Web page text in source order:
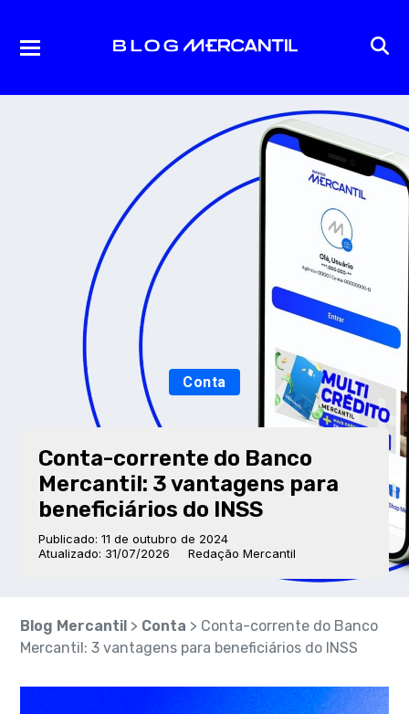
Conta
Conta-corrente do Banco
Mercantil: 3 vantagens para
beneficiários do INSS
Publicado: 11 de outubro de 2024
Atualizado: 31/07/2026
Redação Mercantil
Blog Mercantil > Conta > Conta-corrente do Banco
Mercantil: 3 vantagens para beneficiários do INSS